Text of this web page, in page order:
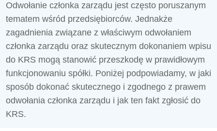
Odwołanie członka zarządu jest często poruszanym
tematem wśród przedsiębiorców. Jednakże
zagadnienia związane z właściwym odwołaniem
członka zarządu oraz skutecznym dokonaniem wpisu
do KRS mogą stanowić przeszkodę w prawidłowym
funkcjonowaniu spółki. Poniżej podpowiadamy, w jaki
sposób dokonać skutecznego i zgodnego z prawem
odwołania członka zarządu i jak ten fakt zgłosić do
KRS.